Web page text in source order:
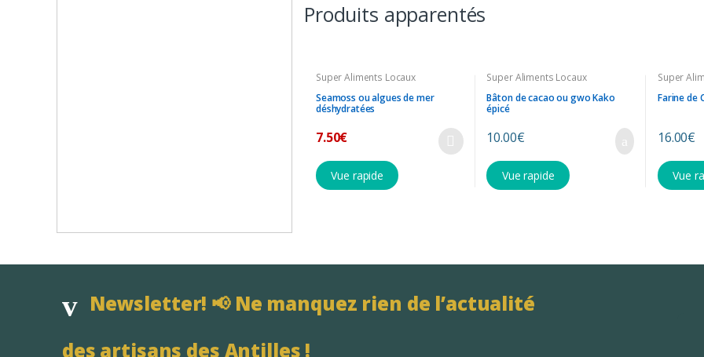
Produits apparentés
Super Aliments Locaux
Seamoss ou algues de mer
déshydratées
7.50€
Vue rapide
Super Aliments Locaux
Bâton de cacao ou gwo Kako
épicé
10.00€
Vue rapide
Super
Farine de
16.00€
Vue
Newsletter! 📢 Ne manquez rien de l’actualité
des artisans des Antilles !